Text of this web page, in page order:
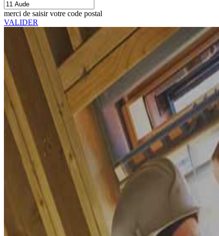
merci de saisir votre code postal
VALIDER